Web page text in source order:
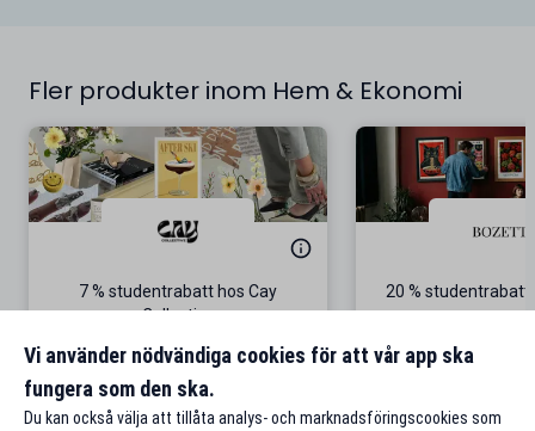
Fler produkter inom Hem & Ekonomi
7 % studentrabatt hos Cay
Collective
Till rabatten
20 %
Vi använder nödvändiga cookies för att vår app ska
fungera som den ska.
Du kan också välja att tillåta analys- och marknadsföringscookies som